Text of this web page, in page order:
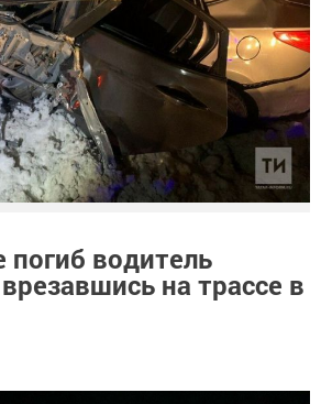
погиб водитель
на трассе в